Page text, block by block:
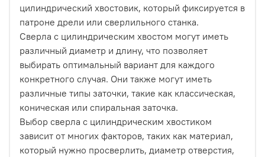
цилиндрический хвостовик, который фиксируется в
патроне дрели или сверлильного станка.
Сверла с цилиндрическим хвостом могут иметь
различный диаметр и длину, что позволяет
выбирать оптимальный вариант для каждого
конкретного случая. Они также могут иметь
различные типы заточки, такие как классическая,
коническая или спиральная заточка.
Выбор сверла с цилиндрическим хвостиком
зависит от многих факторов, таких как материал,
который нужно просверлить, диаметр отверстия,